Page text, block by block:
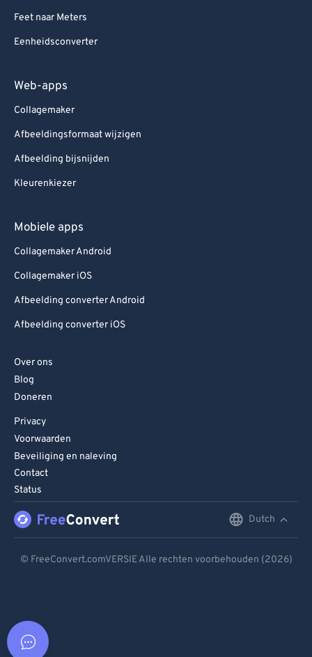
Feet naar Meters
Eenheidsconverter
Web-apps
Collagemaker
Afbeeldingsformaat wijzigen
Afbeelding bijsnijden
Kleurenkiezer
Mobiele apps
Collagemaker Android
Collagemaker iOS
Afbeelding converter Android
Afbeelding converter iOS
Over ons
Blog
Doneren
Privacy
Voorwaarden
Beveiliging en naleving
Contact
Status
Dutch
© FreeConvert.comVERSIE Alle rechten voorbehouden (2026)